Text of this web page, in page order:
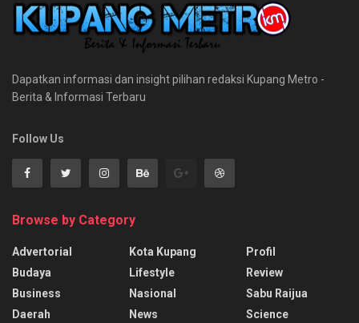
Dapatkan informasi dan insight pilihan redaksi Kupang Metro -
Berita & Informasi Terbaru
Follow Us
Browse by Category
Advertorial
Budaya
Business
Daerah
Kota Kupang
Lifestyle
Nasional
News
Profil
Review
Sabu Raijua
Science